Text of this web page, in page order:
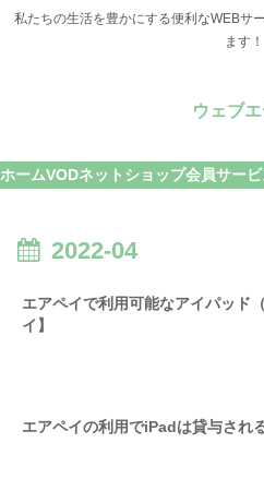
私たちの生活を豊かにする便利なWEBサ
ます！
ウェブ
ホームVODネットショップ会員サービ
2022-04
エアペイで利用可能なアイパッド
イ】
エアペイの利用でiPadは貸与され